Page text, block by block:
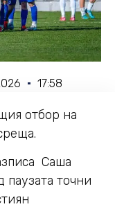
17:58
отбор на
Саша
точни